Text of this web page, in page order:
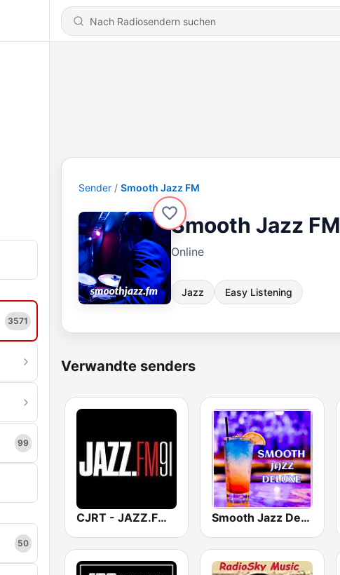
3571
99
50
Sender Smooth Jazz FM
Smooth Jazz FM
Online
Jazz Easy Listening
Verwandte senders
CJRT - JAZZ.FM91 Smooth Jazz Deluxe